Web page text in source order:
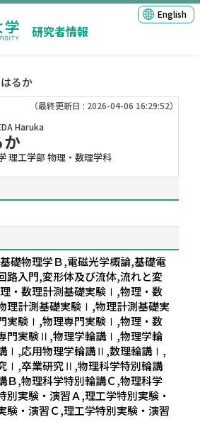
研究者情報
English
るか
（最終更新日 : 2026-04-06 16:29:52）
Haruka
理工学部 物理・数理学科
物理学Ｂ,電磁光学概論,基礎電
路入門,変形体及び流体,流れと変
・数理計測基礎実験Ⅰ,物理・数
理計測基礎実験Ⅰ,物理計測基礎実
実験Ⅰ,物理専門実験Ⅰ,物理・数
門実験Ⅱ,物理学輪講Ⅰ,物理学輪
Ⅰ,応用物理学輪講Ⅱ,数理輪講Ⅰ,
Ⅰ,卒業研究Ⅱ,物理科学特別輪講
Ｂ,物理科学特別輪講Ｃ,物理科学
別実験・演習Ａ,理工学特別実験・
験・演習Ｃ,理工学特別実験・演習